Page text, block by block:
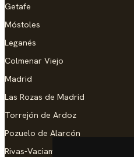
Getafe
Móstoles
Leganés
Colmenar Viejo
Madrid
Las Rozas de Madrid
Torrejón de Ardoz
Pozuelo de Alarcón
Rivas-Vaciamadrid